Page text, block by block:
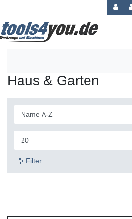
Haus & Garten
Filter